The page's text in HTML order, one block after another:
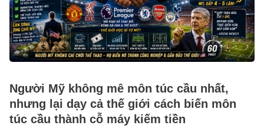
Người Mỹ không mê môn túc cầu nhất,
nhưng lại dạy cả thế giới cách biến môn
túc cầu thành cỗ máy kiếm tiền